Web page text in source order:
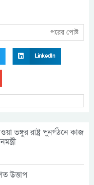
পরের পোষ্ট
LinkedIn
ভঙ্গুর রাষ্ট্র পুনর্গঠনে কাজ
উত্তাপ